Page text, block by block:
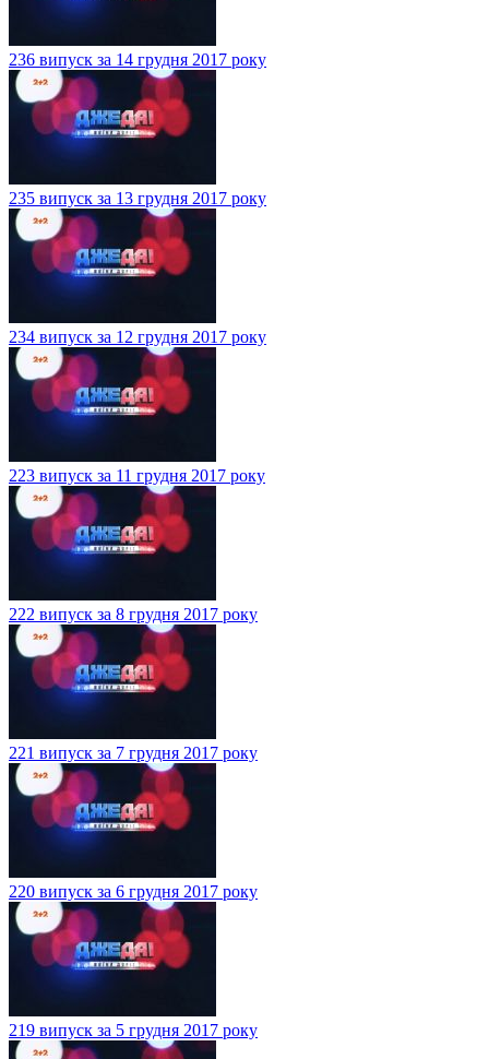
236 випуск за 14 грудня 2017 року
235 випуск за 13 грудня 2017 року
234 випуск за 12 грудня 2017 року
223 випуск за 11 грудня 2017 року
222 випуск за 8 грудня 2017 року
221 випуск за 7 грудня 2017 року
220 випуск за 6 грудня 2017 року
219 випуск за 5 грудня 2017 року